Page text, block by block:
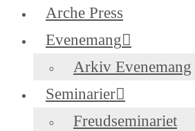
Arche Press
Evenemang
Arkiv Evenemang
Seminarier
Freudseminariet